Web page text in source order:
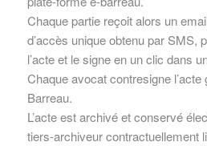
Chaque partie reçoit alors un
d’accès unique obtenu par SMS,
l’acte et le signe en un clic dans
Chaque avocat contresigne
Barreau.
L’acte est archivé et conservé
tiers-archiveur contractuellement